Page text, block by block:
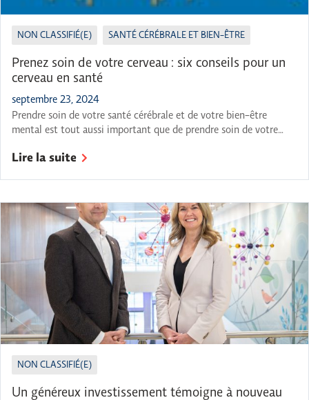
NON CLASSIFIÉ(E) SANTÉ CÉRÉBRALE ET BIEN-ÊTRE
Prenez soin de votre cerveau : six conseils pour un
cerveau en santé
septembre 23, 2024
Prendre soin de votre santé cérébrale et de votre bien-être
mental est tout aussi important que de prendre soin de votre
se veulent des façons simples de favoriser votre santé cérébrale
Lire la suite
NON CLASSIFIÉ(E)
Un généreux investissement témoigne à nouveau